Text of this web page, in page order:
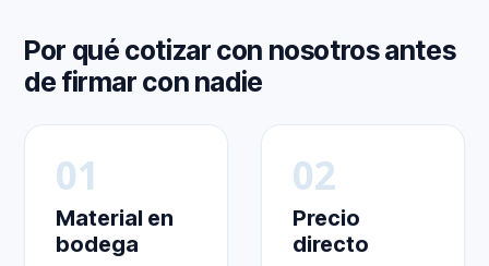
Por qué cotizar con nosotros antes
de firmar con nadie
01
Material en
bodega
02
Precio
directo